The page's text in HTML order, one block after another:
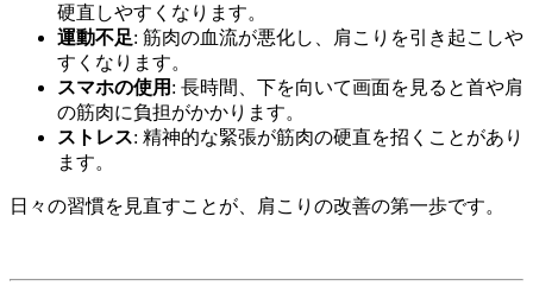
硬直しやすくなります。
運動不足: 筋肉の血流が悪化し、肩こりを引き起こしや
すくなります。
スマホの使用 : 長時間、下を向いて画面を見ると首や肩
の筋肉に負担がかかります。
ストレス: 精神的な緊張が筋肉の硬直を招くことがあり
ます。
日々の習慣を見直すことが、肩こりの改善の第一歩です。